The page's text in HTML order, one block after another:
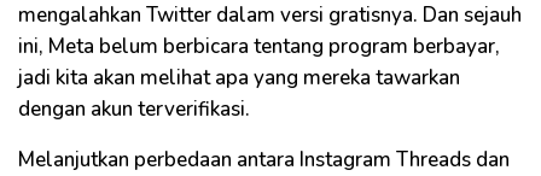
mengalahkan Twitter dalam versi gratisnya. Dan sejauh
ini, Meta belum berbicara tentang program berbayar,
jadi kita akan melihat apa yang mereka tawarkan
dengan akun terverifikasi.
Melanjutkan perbedaan antara Instagram Threads dan